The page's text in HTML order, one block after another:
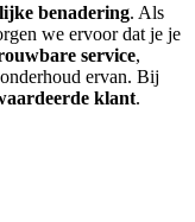
benadering. Als
we ervoor dat je je
service,
ervan. Bij
klant.